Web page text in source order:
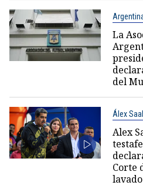
La
del
Álex
Alex
Corte